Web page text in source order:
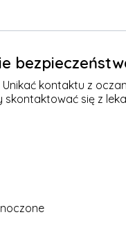
kontaktu z
się z